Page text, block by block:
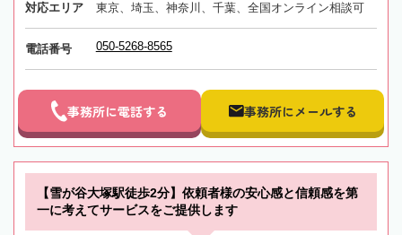
対応エリア 東京、埼玉、神奈川、千葉、全国オンライン相談可
電話番号 050-5268-8565
事務所に電話する 事務所にメールする
【雪が谷大塚駅徒歩2分】依頼者様の安心感と信頼感を第
一に考えてサービスをご提供します